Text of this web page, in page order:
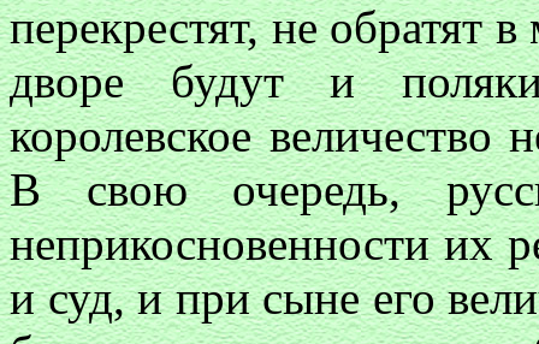
перекрестят, не обратят
дворе будут и
королевское величество
В свою очередь,
неприкосновенности их
и суд, и при сыне его